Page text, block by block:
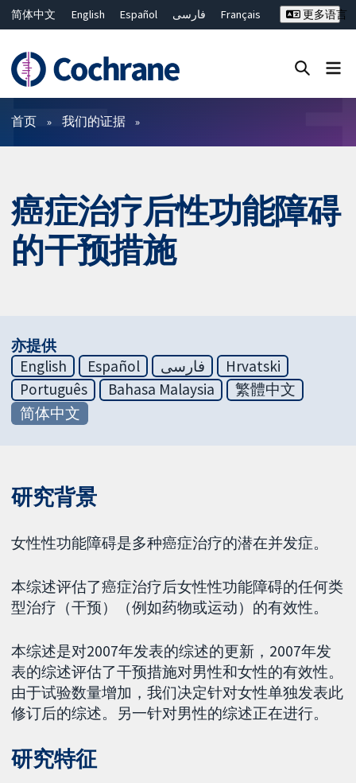
简体中文 English Español فارسی
Français
ไทย
繁體中文
更多语言
过滤
首页 我们的证据
癌症治疗后性功能障碍
的干预措施
亦提供
English
Español فارسی
Hrvatski
Português
Bahasa Malaysia
繁體中文
简体中文
研究背景
女性性功能障碍是多种癌症治疗的潜在并发症。
本综述评估了癌症治疗后女性性功能障碍的任何类
型治疗（干预）（例如药物或运动）的有效性。
本综述是对2007年发表的综述的更新，2007年发
表的综述评估了干预措施对男性和女性的有效性。
由于试验数量增加，我们决定针对女性单独发表此
修订后的综述。另一针对男性的综述正在进行。
研究特征